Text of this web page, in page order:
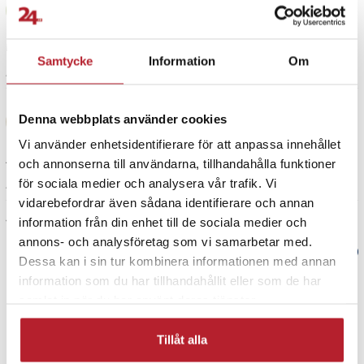
Samtycke Information Om
Denna webbplats använder cookies
Vi använder enhetsidentifierare för att anpassa innehållet
och annonserna till användarna, tillhandahålla funktioner
för sociala medier och analysera vår trafik. Vi
vidarebefordrar även sådana identifierare och annan
information från din enhet till de sociala medier och
annons- och analysföretag som vi samarbetar med.
Dessa kan i sin tur kombinera informationen med annan
information som du har tillhandahållit eller som de har
Tillåt alla
Nu finns det svenskt språk i menyn - uppdatera din programvara
Diagnostiserar, läser och tar bort/nollställer felkoder och
Exempel på felkoder:
- SRS - varningslampa för krockkudde
- Kontrollera Motorvarningslampan – kolla motor
- Transmission / Växellåda / Automatlåda
- ABS-varningslampa
- Antispin/Tractioncontrol
- Glödstiftets varningslampa
- EPC-varningslampa
- Parkeringssensorns varningslampa
- Suspension / Hjulupphängning
- VVS / Luftkonditioneringssystem
- Stöd för återställning av oljeservice/dags för service
RB
4 år sedan
AZ Ahmad Zafari
Jag har trivs mest för era företaget som svarar mycket snabbt och bra .
4 år sedan
Visa fler recensioner
UTFÖRSÄLJNING